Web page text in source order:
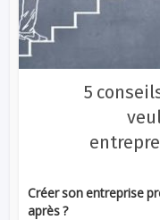
5
Créer son entreprise
après ?